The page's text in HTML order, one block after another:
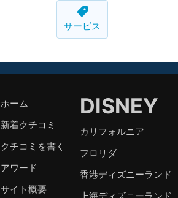
サービス
ホーム
新着クチコミ
クチコミを書く
アワード
サイト概要
DISNEY
カリフォルニア
フロリダ
香港ディズニーランド